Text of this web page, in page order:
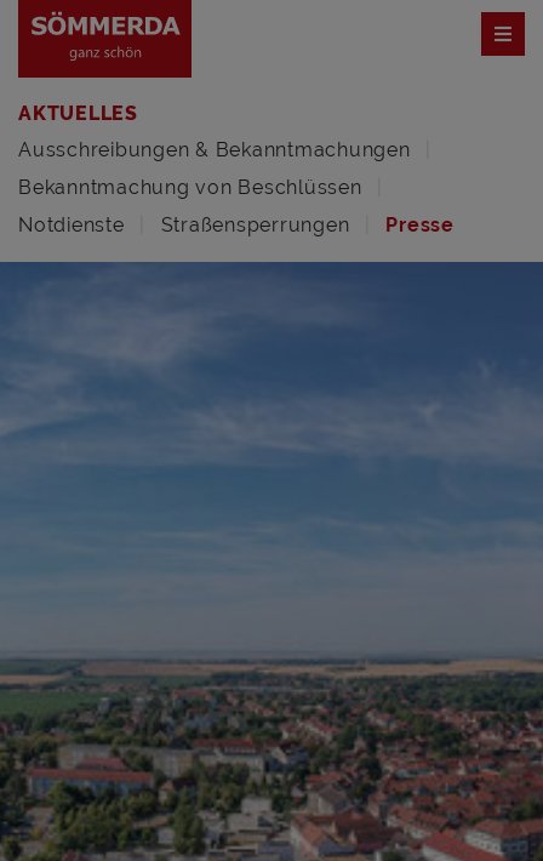
AKTUELLES
Ausschreibungen & Bekanntmachungen
Bekanntmachung von Beschlüssen
Notdienste
Straßensperrungen Presse